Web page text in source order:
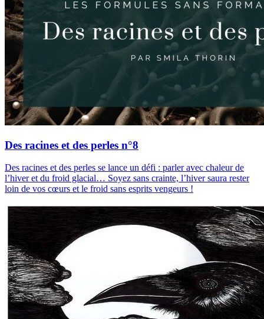
Des racines et des perles n°8
Des racines et des perles se lance un défi : parler avec chaleur de
l’hiver et du froid glacial… Soyez sans crainte, l’hiver saura rester
loin de vos cœurs et le froid sans esprits vengeurs !